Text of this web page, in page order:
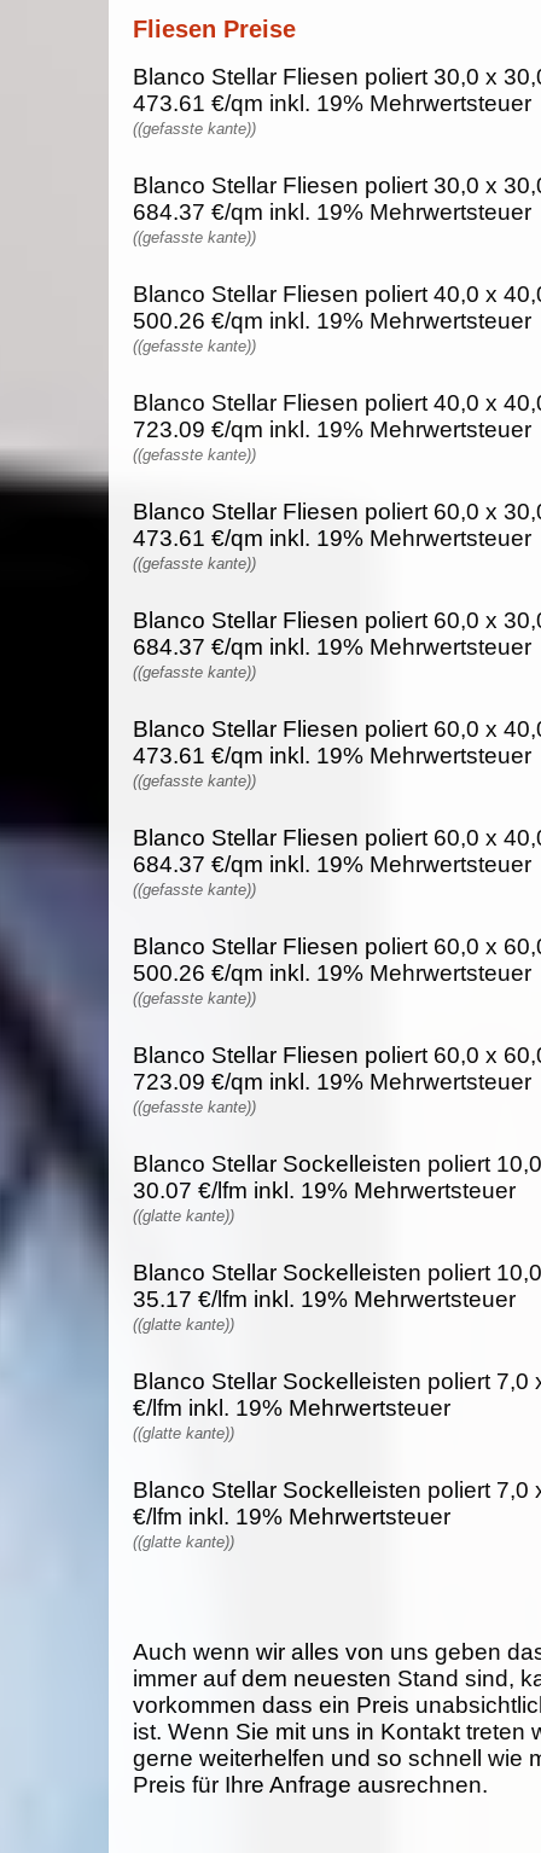
Fliesen Preise
Blanco Stellar Fliesen poliert 30,0 x
473.61 €/qm inkl. 19% Mehrwertsteuer
((gefasste kante))
Blanco Stellar Fliesen poliert 30,0 x
684.37 €/qm inkl. 19% Mehrwertsteuer
((gefasste kante))
Blanco Stellar Fliesen poliert 40,0 x
500.26 €/qm inkl. 19% Mehrwertsteuer
((gefasste kante))
Blanco Stellar Fliesen poliert 40,0 x
723.09 €/qm inkl. 19% Mehrwertsteuer
((gefasste kante))
Blanco Stellar Fliesen poliert 60,0 x
473.61 €/qm inkl. 19% Mehrwertsteuer
((gefasste kante))
Blanco Stellar Fliesen poliert 60,0 x
684.37 €/qm inkl. 19% Mehrwertsteuer
((gefasste kante))
Blanco Stellar Fliesen poliert 60,0 x
473.61 €/qm inkl. 19% Mehrwertsteuer
((gefasste kante))
Blanco Stellar Fliesen poliert 60,0 x
684.37 €/qm inkl. 19% Mehrwertsteuer
((gefasste kante))
Blanco Stellar Fliesen poliert 60,0 x
500.26 €/qm inkl. 19% Mehrwertsteuer
((gefasste kante))
Blanco Stellar Fliesen poliert 60,0 x
723.09 €/qm inkl. 19% Mehrwertsteuer
((gefasste kante))
Blanco Stellar Sockelleisten poliert
30.07 €/lfm inkl. 19% Mehrwertsteuer
((glatte kante))
Blanco Stellar Sockelleisten poliert
35.17 €/lfm inkl. 19% Mehrwertsteuer
((glatte kante))
Blanco Stellar Sockelleisten poliert 7,0
€/lfm inkl. 19% Mehrwertsteuer
((glatte kante))
Blanco Stellar Sockelleisten poliert 7,0
€/lfm inkl. 19% Mehrwertsteuer
((glatte kante))
Auch wenn wir alles von uns geben
immer auf dem neuesten Stand sind,
vorkommen dass ein Preis
ist. Wenn Sie mit uns in Kontakt treten
gerne weiterhelfen und so schnell wie
Preis für Ihre Anfrage ausrechnen.